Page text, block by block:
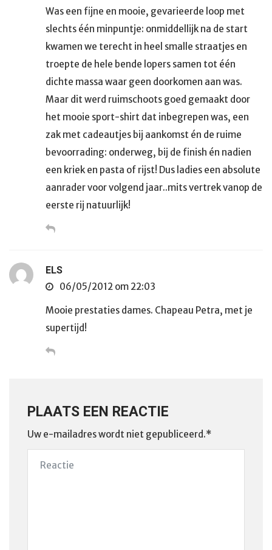
Was een fijne en mooie, gevarieerde loop met
slechts één minpuntje: onmiddellijk na de start
kwamen we terecht in heel smalle straatjes en
troepte de hele bende lopers samen tot één
dichte massa waar geen doorkomen aan was.
Maar dit werd ruimschoots goed gemaakt door
het mooie sport-shirt dat inbegrepen was, een
zak met cadeautjes bij aankomst én de ruime
bevoorrading: onderweg, bij de finish én nadien
een kriek en pasta of rijst! Dus ladies een absolute
aanrader voor volgend jaar..mits vertrek vanop de
eerste rij natuurlijk!
ELS
06/05/2012 om 22:03
Mooie prestaties dames. Chapeau Petra, met je
supertijd!
PLAATS EEN REACTIE
Uw e-mailadres wordt niet gepubliceerd.*